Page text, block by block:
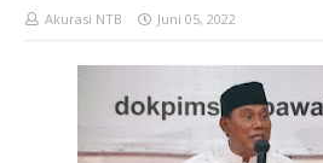
Akurasi NTB Juni 05, 2022